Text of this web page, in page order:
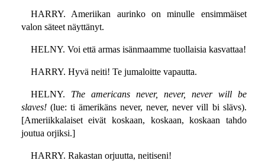
HARRY. Ameriikan aurinko on minulle ensimmäiset
valon säteet näyttänyt.
HELNY. Voi että armas isänmaamme tuollaisia kasvattaa!
HARRY. Hyvä neiti! Te jumaloitte vapautta.
HELNY. The americans never, never, never will be
slaves!(lue: ti ämerikäns never, never, never vill bi slävs).
[Ameriikkalaiset eivät koskaan, koskaan, koskaan tahdo
joutua orjiksi.]
HARRY. Rakastan orjuutta, neitiseni!